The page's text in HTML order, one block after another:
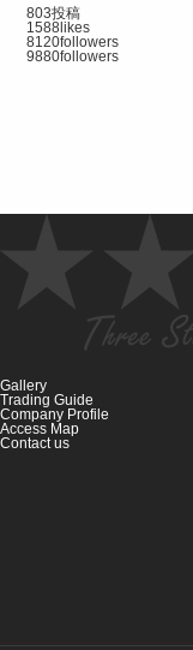
803投稿
1588 likes
8120followers
9880followers
Gallery
Trading Guide
Company Profile
Access Map
Contact us